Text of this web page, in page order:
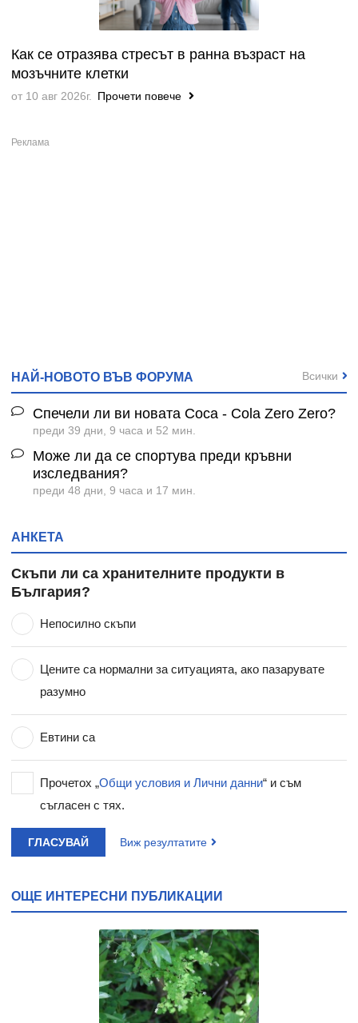
Как се отразява стресът в ранна възраст на
мозъчните клетки
от 10 авг 2026г. Прочети повече
НАЙ-НОВОТО ВЪВ ФОРУМА
Спечели ли ви новата Coca - Cola Zero Zero?
преди 39 дни, 9 часа и 52 мин.
Може ли да се спортува преди кръвни
изследвания?
преди 48 дни, 9 часа и 17 мин.
Всички
АНКЕТА
Скъпи ли са хранителните продукти в
България?
Непосилно скъпи
Цените са нормални за ситуацията, ако пазарувате
разумно
Евтини са
Прочетох „Общи условия и Лични данни“ и съм
съгласен с тях.
ГЛАСУВАЙ Виж резултатите
ОЩЕ ИНТЕРЕСНИ ПУБЛИКАЦИИ